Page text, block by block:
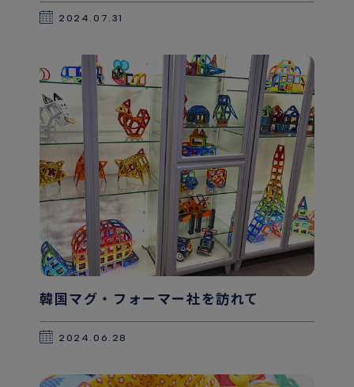
2024.07.31
韓国マグ・フォーマー社を訪れて
2024.06.28